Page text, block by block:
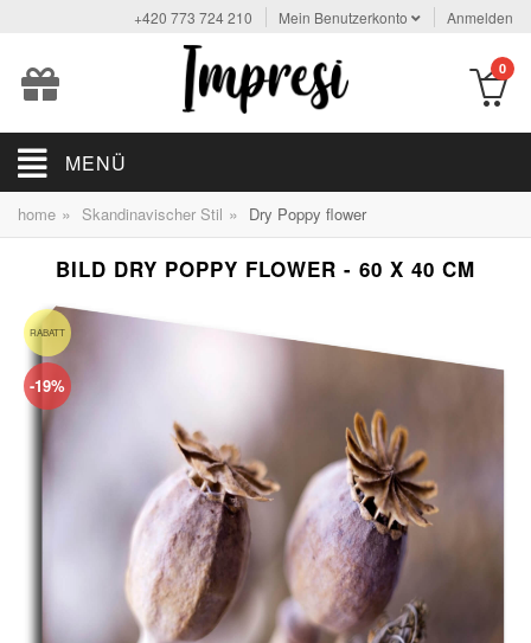
+420 773 724 210 Mein Benutzerkonto Anmelden
0
MENÜ
home » Skandinavischer Stil » Dry Poppy flower
BILD DRY POPPY FLOWER - 60 X 40 CM
RABATT
-19%